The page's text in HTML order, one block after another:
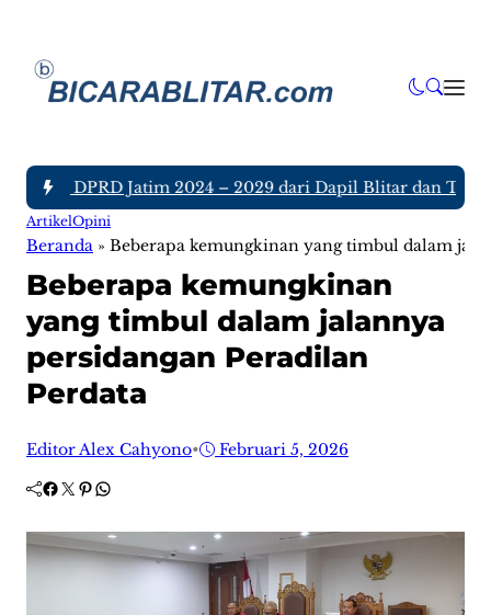
DPRD Jatim 2024 – 2029 dari Dapil Blitar dan
ArtikelOpini
Beranda » Beberapa kemungkinan yang timbul dalam
Beberapa kemungkinan
yang timbul dalam jalannya
persidangan Peradilan
Perdata
Editor Alex Cahyono• Februari 5, 2026
Facebook Twitter Pinterest WhatsApp